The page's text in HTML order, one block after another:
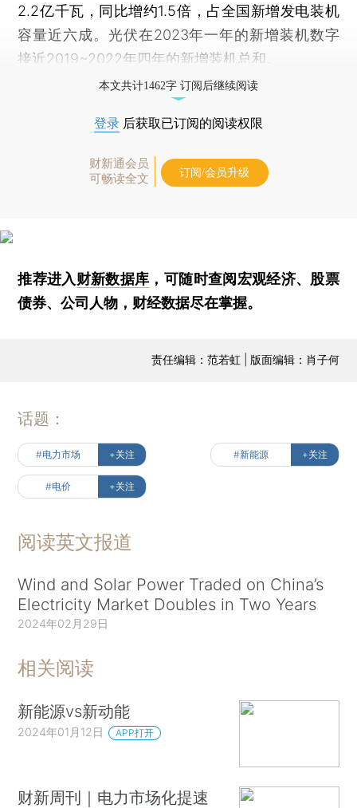
2.2亿千瓦，同比增约1.5倍，占全国新增发电装机
容量近六成。光伏在2023年一年的新增装机数字
接近2019~2022年四年的新增装机总和。
本文共计1462字 订阅后继续阅读
登录 后获取已订阅的阅读权限
财新通会员
可畅读全文
订阅/会员升级
推荐进入财新数据库 ，可随时查阅宏观经济、股票
债券、公司人物，财经数据尽在掌握。
责任编辑：范若虹 | 版面编辑：肖子何
话题：
#电力市场 +关注 #新能源 +关注
#电价 +关注
阅读英文报道
Wind and Solar Power Traded on China’s
Electricity Market Doubles in Two Years
2024年02月29日
相关阅读
新能源vs新动能
2024年01月12日 APP打开
财新周刊｜电力市场化提速